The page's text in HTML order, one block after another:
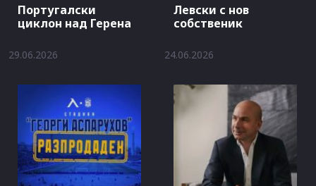
Португалски
циклон над Герена
29.06.2026
Левски с нов
собственик
24.06.2026